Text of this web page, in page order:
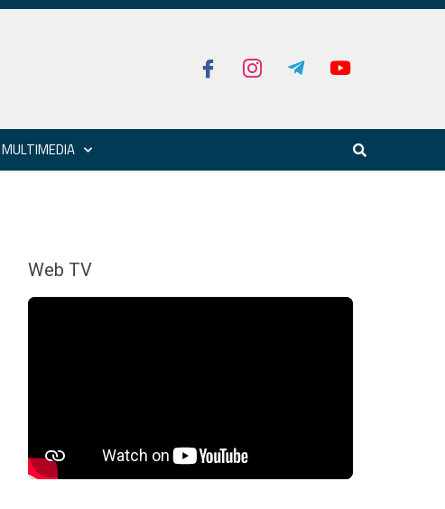
MULTIMEDIA
Web TV